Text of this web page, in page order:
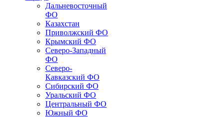
Дальневосточный
ФО
Казахстан
Приволжский ФО
Крымский ФО
Северо-Западный
ФО
Северо-
Кавказский ФО
Сибирский ФО
Уральский ФО
Центральный ФО
Южный ФО